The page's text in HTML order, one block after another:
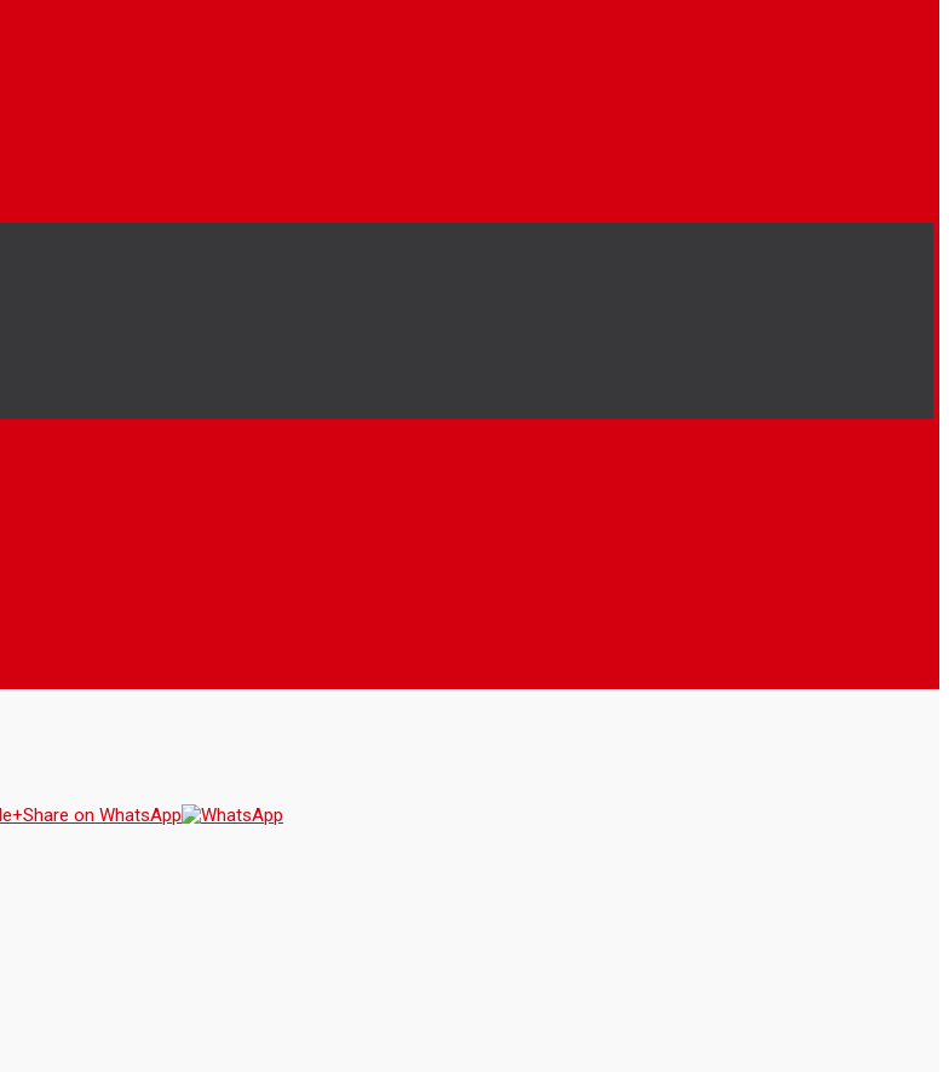
Share on WhatsApp